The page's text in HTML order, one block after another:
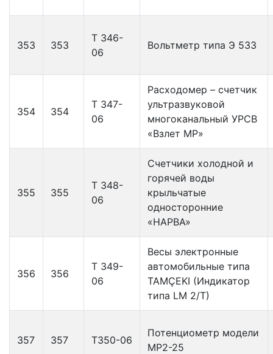
353 353
Т 346-
06
Вольтметр типа Э 533
354 354
Т 347-
06
Расходомер – счетчик
ультразвуковой
многоканальный УРСВ
«Взлет МР»
355 355
Т 348-
06
Счетчики холодной и
горячей воды
крыльчатые
односторонние
«НАРВА»
356 356
Т 349-
06
Весы электронные
автомобильные типа
TAMÇEKI (Индикатор
типа LM 2/T)
357 357 Т350-06
Потенциометр модели
МР2-25